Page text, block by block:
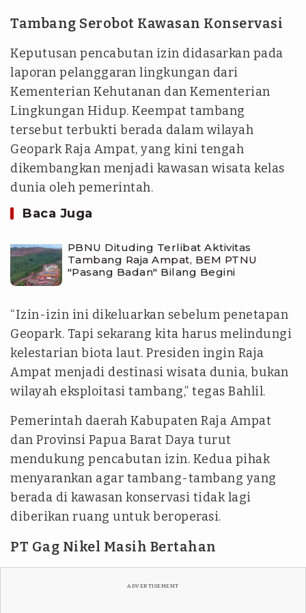
Tambang Serobot Kawasan Konservasi
Keputusan pencabutan izin didasarkan pada
laporan pelanggaran lingkungan dari
Kementerian Kehutanan dan Kementerian
Lingkungan Hidup. Keempat tambang
tersebut terbukti berada dalam wilayah
Geopark Raja Ampat, yang kini tengah
dikembangkan menjadi kawasan wisata kelas
dunia oleh pemerintah.
Baca Juga
PBNU Dituding Terlibat Aktivitas
Tambang Raja Ampat, BEM PTNU
"Pasang Badan" Bilang Begini
“Izin-izin ini dikeluarkan sebelum penetapan
Geopark. Tapi sekarang kita harus melindungi
kelestarian biota laut. Presiden ingin Raja
Ampat menjadi destinasi wisata dunia, bukan
wilayah eksploitasi tambang,” tegas Bahlil.
Pemerintah daerah Kabupaten Raja Ampat
dan Provinsi Papua Barat Daya turut
mendukung pencabutan izin. Kedua pihak
menyarankan agar tambang-tambang yang
berada di kawasan konservasi tidak lagi
diberikan ruang untuk beroperasi.
PT Gag Nikel Masih Bertahan
ADVERTISEMENT